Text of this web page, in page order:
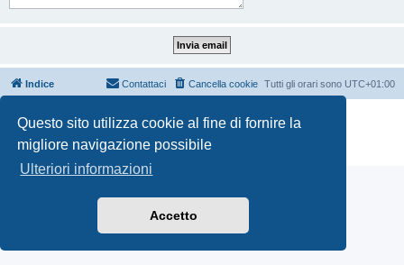
Questo sito utilizza cookie al fine di fornire la
migliore navigazione possibile
Ulteriori informazioni
Accetto
Indice Tutti gli orari sono UTC+01:00
Cancella cookie
Contattaci
Creato da
® Forum Software © phpBB Limited
Privacy|Condizioni